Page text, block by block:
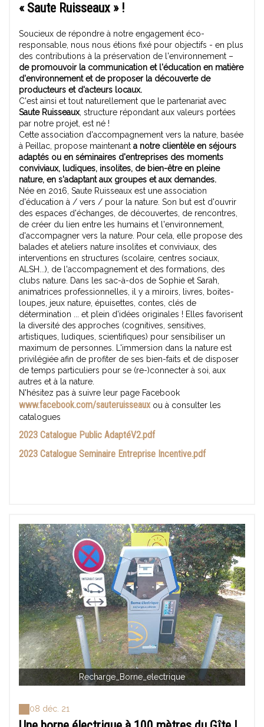
« Saute Ruisseaux » !
Soucieux de répondre à notre engagement éco-
responsable, nous nous étions fixé pour objectifs - en plus
des contributions à la préservation de l'environnement –
de promouvoir la communication et l'éducation en matière
d'environnement et de proposer la découverte de
producteurs et d'acteurs locaux.
C'est ainsi et tout naturellement que le partenariat avec
Saute Ruisseaux, structure répondant aux valeurs portées
par notre projet, est né !
Cette association d'accompagnement vers la nature, basée
à Peillac, propose maintenant a notre clientèle en séjours
adaptés ou en séminaires d'entreprises des moments
conviviaux, ludiques, insolites, de bien-être en pleine
nature, en s'adaptant aux groupes et aux demandes.
Née en 2016, Saute Ruisseaux est une association
d'éducation à / vers / pour la nature. Son but est d'ouvrir
des espaces d'échanges, de découvertes, de rencontres,
de créer du lien entre les humains et l'environnement,
d'accompagner vers la nature. Pour cela, elle propose des
balades et ateliers nature insolites et conviviaux, des
interventions en structures (scolaire, centres sociaux,
ALSH...), de l'accompagnement et des formations, des
clubs nature. Dans les sac-à-dos de Sophie et Sarah,
animatrices professionnelles, il y a miroirs, livres, boites-
loupes, jeux nature, épuisettes, contes, clés de
détermination ... et plein d'idées originales ! Elles favorisent
la diversité des approches (cognitives, sensitives,
artistiques, ludiques, scientifiques) pour sensibiliser un
maximum de personnes. L'immersion dans la nature est
privilégiée afin de profiter de ses bien-faits et de disposer
de temps particuliers pour se (re-)connecter à soi, aux
autres et à la nature.
N'hésitez pas à suivre leur page Facebook
www.facebook.com/sauteruisseaux ou à consulter les
catalogues
2023 Catalogue Public AdaptéV2.pdf
2023 Catalogue Seminaire Entreprise Incentive.pdf
Recharge_Borne_electrique
08 déc. 21